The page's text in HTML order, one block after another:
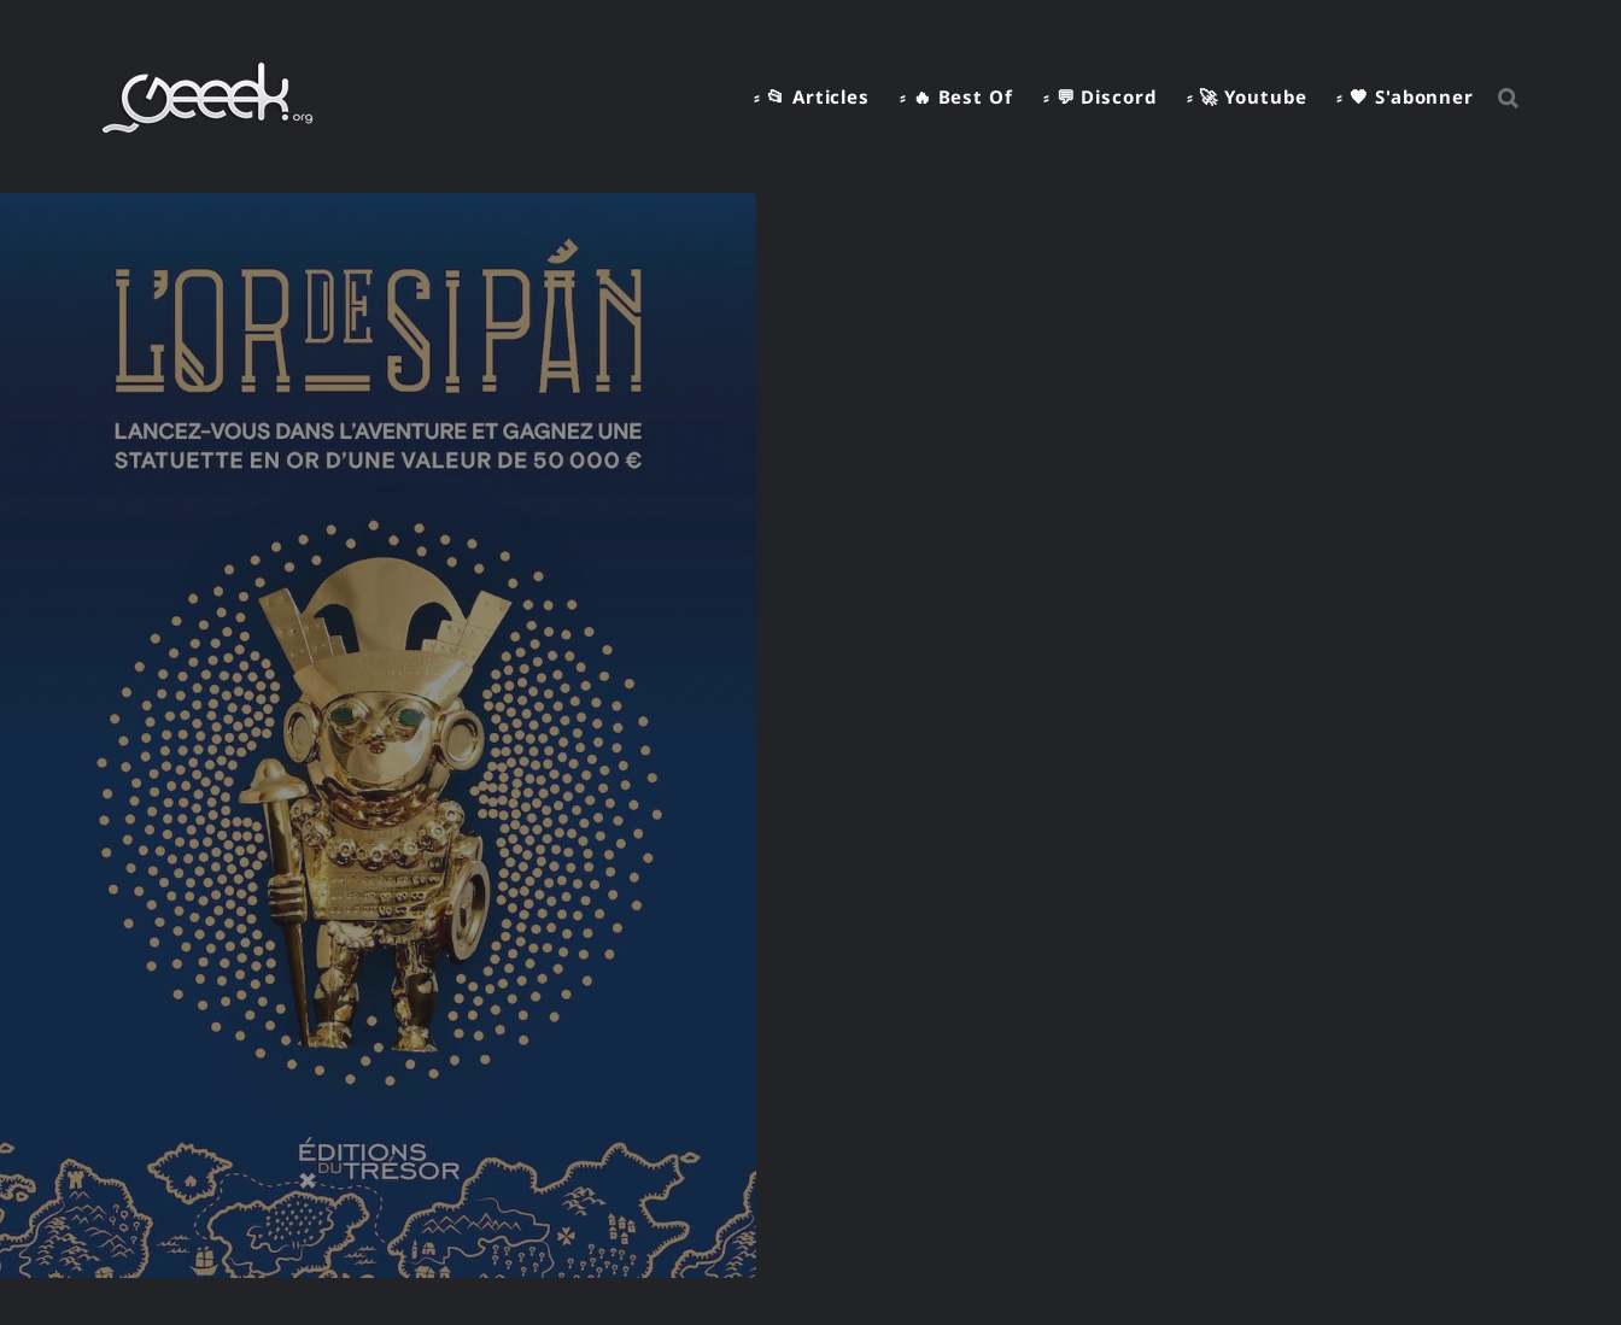
⸗ 📂 Articles ⸗ 🔥 Best Of ⸗ 💬 Discord ⸗ 🚀 Youtube ⸗ 🧡 S'abonner